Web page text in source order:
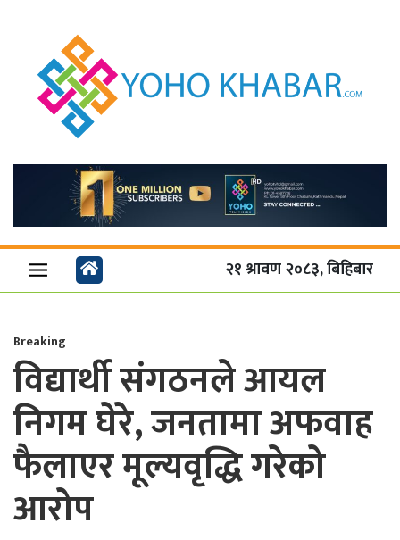
२१ श्रावण २०८३, बिहिबार
Breaking
विद्यार्थी संगठनले आयल
निगम घेरे, जनतामा अफवाह
फैलाएर मूल्यवृद्धि गरेको
आरोप